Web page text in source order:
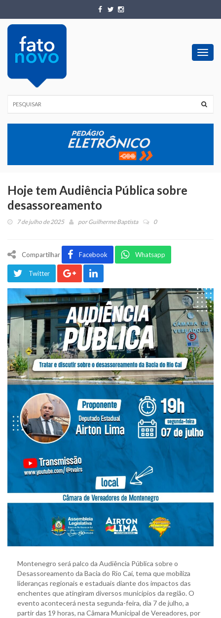
Hoje tem Audiência Pública sobre
desassoreamento
7 de julho de 2025 porGuilherme Baptista 0
Compartilhar Facebook Whatsapp
Twitter
Montenegro será palco da Audiência Pública sobre o
Desassoreamento da Bacia do Rio Caí, tema que mobiliza
lideranças regionais e estaduais diante dos impactos das
enchentes que atingiram diversos municípios da região. O
evento acontecerá nesta segunda-feira, dia 7 de julho, a
partir das 19 horas, na Câmara Municipal de Vereadores, por